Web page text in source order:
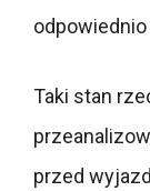
Taki stan
przed